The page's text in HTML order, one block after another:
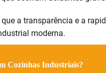
a transparência e a
moderna.
Cozinhas Industriais?